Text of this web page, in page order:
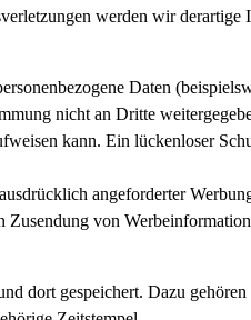
werden wir derartige
Daten
nicht an Dritte
kann. Ein lückenloser
angeforderter
von
dort gespeichert. Dazu